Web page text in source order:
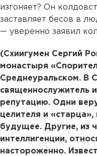
изгоняет? Он
заставляет бесов в
— уверенно заявил
(Схиигумен Сергий
монастыря
Среднеуральском. В
священнослужитель
репутацию. Одни
целителя и
будущее. Другие, из
интеллигенции,
настороженно.